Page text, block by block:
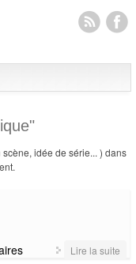
idée de série... ) dans
Lire la suite